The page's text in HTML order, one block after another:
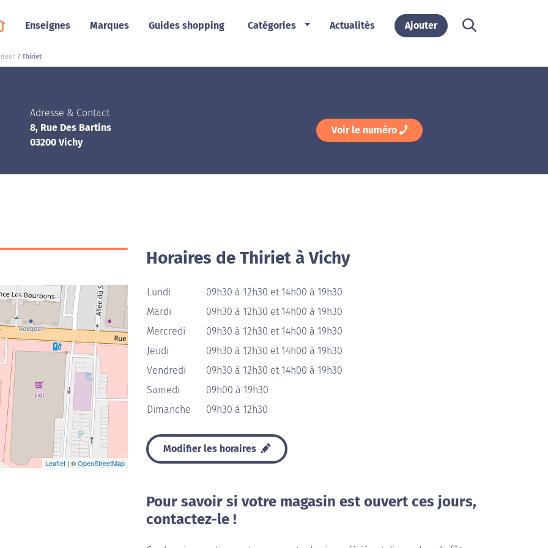
Enseignes Marques Guides shopping Catégories Actualités Ajouter
Thiriet
Adresse & Contact
8, Rue Des Bartins
03200 Vichy
Voir le numéro
Leaflet | ©OpenStreetMap
Horaires de Thiriet à Vichy
Lundi
09h30 à 12h30 et 14h00 à 19h30
Mardi
09h30 à 12h30 et 14h00 à 19h30
Mercredi
09h30 à 12h30 et 14h00 à 19h30
Jeudi
09h30 à 12h30 et 14h00 à 19h30
Vendredi
09h30 à 12h30 et 14h00 à 19h30
Samedi
09h00 à 19h30
Dimanche
09h30 à 12h30
Modifier les horaires
Pour savoir si votre magasin est ouvert ces jours,
contactez-le !